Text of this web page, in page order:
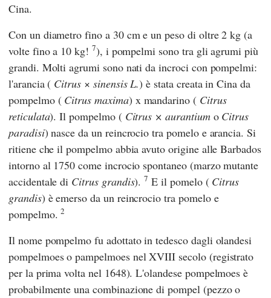
Cina.
Con un diametro fino a 30 cm e un peso di oltre 2 kg (a
volte fino a 10 kg! 7), i pompelmi sono tra gli agrumi più
grandi. Molti agrumi sono nati da incroci con pompelmi:
l'arancia ( Citrus × sinensis L.) è stata creata in Cina da
pompelmo ( Citrus maxima) x mandarino ( Citrus
reticulata). Il pompelmo ( Citrus × aurantiumo Citrus
paradisi) nasce da un reincrocio tra pomelo e arancia. Si
ritiene che il pompelmo abbia avuto origine alle Barbados
intorno al 1750 come incrocio spontaneo (marzo mutante
accidentale di Citrus grandis).7 E il pomelo ( Citrus
grandis) è emerso da un reincrocio tra pomelo e
pompelmo.2
Il nome pompelmo fu adottato in tedesco dagli olandesi
pompelmoes o pampelmoes nel XVIII secolo (registrato
per la prima volta nel 1648). L'olandese pompelmoes è
probabilmente una combinazione di pompel (pezzo o